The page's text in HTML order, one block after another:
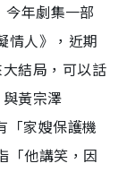
年劇集一部
情人》，近期
結局，可以話
黃宗澤
「家嫂保護機
「他講笑，因